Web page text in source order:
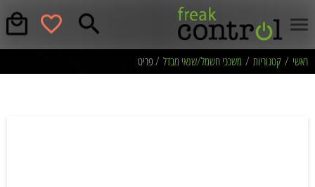
ראשי / קטגוריות / משככי חשמל/שנאי מבדל / פריט